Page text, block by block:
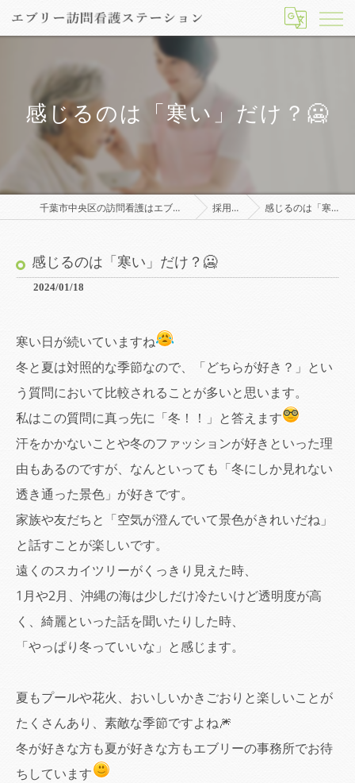
感じるのは「寒い」だけ？🥶
千葉市中央区の訪問看護はエブリー訪問看護ステーション 採用ブログ 感じるのは「寒い」だけ？🥶
感じるのは「寒い」だけ？🥶
2024/01/18
寒い日が続いていますね
冬と夏は対照的な季節なので、「どちらが好き？」とい
う質問において比較されることが多いと思います。
私はこの質問に真っ先に「冬！！」と答えます
汗をかかないことや冬のファッションが好きといった理
由もあるのですが、なんといっても「冬にしか見れない
透き通った景色」が好きです。
家族や友だちと「空気が澄んでいて景色がきれいだね」
と話すことが楽しいです。
遠くのスカイツリーがくっきり見えた時、
1月や2月、沖縄の海は少しだけ冷たいけど透明度が高
く、綺麗といった話を聞いたりした時、
「やっぱり冬っていいな」と感じます。
夏もプールや花火、おいしいかきごおりと楽しいことが
たくさんあり、素敵な季節ですよね🎆
冬が好きな方も夏が好きな方もエブリーの事務所でお待
ちしています